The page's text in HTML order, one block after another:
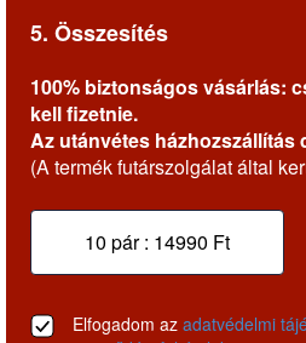
5. Összesítés
100% biztonságos vásárlás:
kell fizetnie.
Az utánvétes házhozszállítás
(A termék futárszolgálat által
Elfogadom az adatvédelmi